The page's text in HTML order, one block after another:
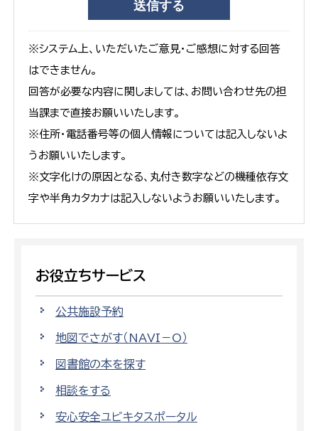
※システム上、いただいたご意見・ご感想に対する回答
はできません。
回答が必要な内容に関しましては、お問い合わせ先の担
当課まで直接お願いいたします。
※住所・電話番号等の個人情報については記入しないよ
うお願いいたします。
※文字化けの原因となる、丸付き数字などの機種依存文
字や半角カタカナは記入しないようお願いいたします。
お役立ちサービス
公共施設予約
地図でさがす（NAVI－O）
図書館の本を探す
相談をする
安心安全ユビキタスポータル